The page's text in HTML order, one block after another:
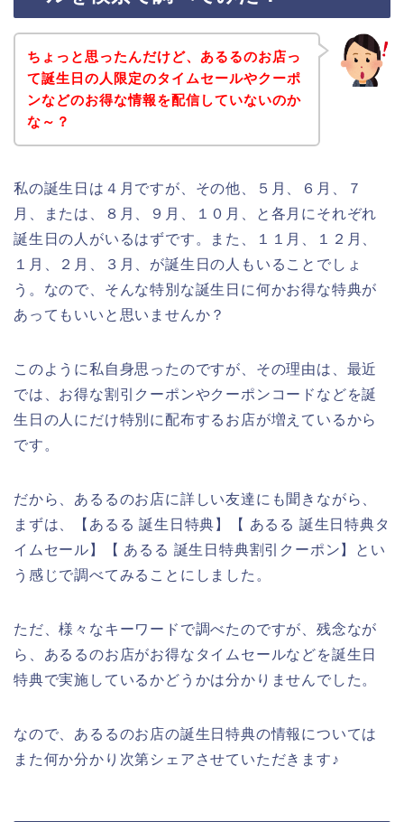
ちょっと思ったんだけど、あるるのお店っ
て誕生日の人限定のタイムセールやクーポ
ンなどのお得な情報を配信していないのか
な～？
私の誕生日は４月ですが、その他、５月、６月、７
月、または、８月、９月、１０月、と各月にそれぞれ
誕生日の人がいるはずです。また、１１月、１２月、
１月、２月、３月、が誕生日の人もいることでしょ
う。なので、そんな特別な誕生日に何かお得な特典が
あってもいいと思いませんか？
このように私自身思ったのですが、その理由は、最近
では、お得な割引クーポンやクーポンコードなどを誕
生日の人にだけ特別に配布するお店が増えているから
です。
だから、あるるのお店に詳しい友達にも聞きながら、
まずは、【あるる 誕生日特典】【 あるる 誕生日特典タ
イムセール】【 あるる 誕生日特典割引クーポン】とい
う感じで調べてみることにしました。
ただ、様々なキーワードで調べたのですが、残念なが
ら、あるるのお店がお得なタイムセールなどを誕生日
特典で実施しているかどうかは分かりませんでした。
なので、あるるのお店の誕生日特典の情報については
また何か分かり次第シェアさせていただきます♪